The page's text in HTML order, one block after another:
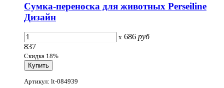
Сумка-переноска для животных Perseiline
Дизайн
x 686 руб
837
Скидка 18%
Артикул: lt-084939